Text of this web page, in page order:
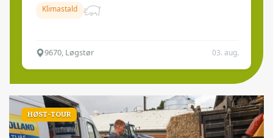
Klimastald
9670, Løgstør 03. aug.
HØST-TOUR